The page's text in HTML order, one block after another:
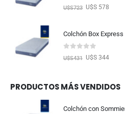
out of 5
U$S723 U$S 578
Colchón Box
out of 5
U$S431 U$S 344
PRODUCTOS MÁS VENDIDOS
Colchón con